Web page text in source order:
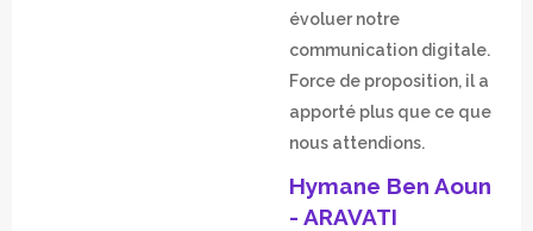
évoluer notre
communication digitale.
Force de proposition, il a
apporté plus que ce que
nous attendions.
Hymane Ben Aoun
- ARAVATI